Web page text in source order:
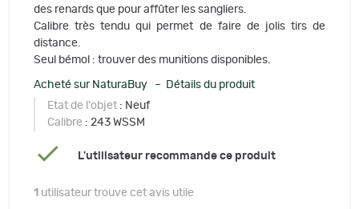
des renards que pour affûter les sangliers.
Calibre très tendu qui permet de faire de jolis tirs de
distance.
Seul bémol : trouver des munitions disponibles.
Acheté sur NaturaBuy – Détails du produit
Etat de l'objet : Neuf
Calibre : 243 WSSM
L'utilisateur recommande ce produit
1 utilisateur trouve cet avis utile